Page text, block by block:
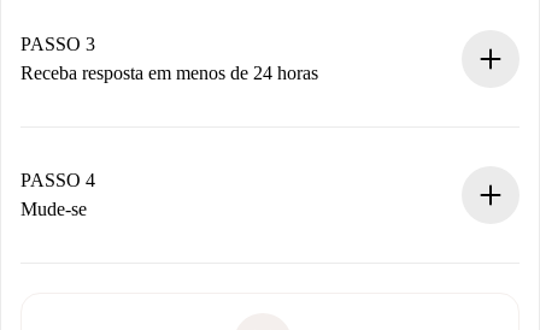
Não cobramos nada até que o proprietário confirme.
PASSO 3
Receba resposta em menos de 24 horas
proprietário.
Se recusada: não cobraremos nada e ofereceremos
PASSO 4
Mude-se